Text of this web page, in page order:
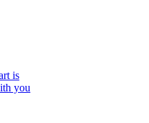
is
you